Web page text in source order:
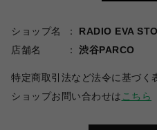
ショップ名
RADIO EVA
店舗名
渋谷PARCO
特定商取引法など法令に基づく
ショップお問い合わせは こちら